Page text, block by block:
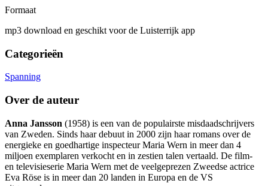
Formaat
mp3 download en geschikt voor de Luisterrijk app
Categorieën
Spanning
Over de auteur
Anna Jansson (1958) is een van de populairste misdaadschrijvers
van Zweden. Sinds haar debuut in 2000 zijn haar romans over de
energieke en goedhartige inspecteur Maria Wern in meer dan 4
miljoen exemplaren verkocht en in zestien talen vertaald. De film-
en televisieserie Maria Wern met de veelgeprezen Zweedse actrice
Eva Röse is in meer dan 20 landen in Europa en de VS